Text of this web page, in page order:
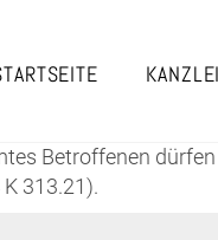
KANZLEI
Betroffenen
313.21).